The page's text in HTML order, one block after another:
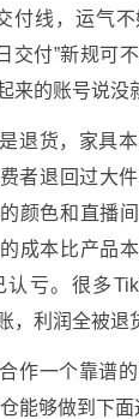
付线，运气
交付”新规可
来的账号说没
退货，家具
者退回过大
颜色和直播
成本比产品
认亏。很多
，利润全被退
作一个靠谱
能够做到下面